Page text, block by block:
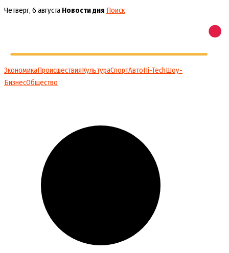
Перейти
Четверг, 6 августа Новости дня Поиск
ЭкономикаПроисшествияКультураСпортАвтоHi-TechШоу-
БизнесОбщество